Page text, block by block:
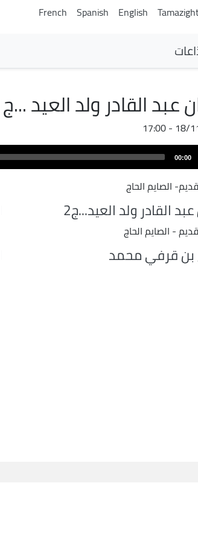
English
Spanish
French
عبد القادر ولد العيد ...ج1
18/11/
00:00
الصايم الحاج
القادر ولد العيد...ج2
- الصايم الحاج
بن قرفي محمد